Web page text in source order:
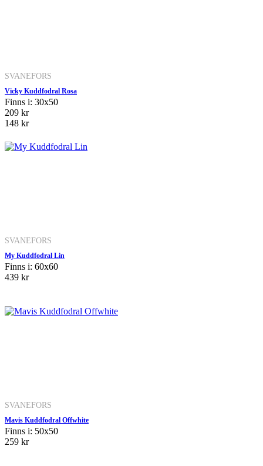
SVANEFORS
Vicky Kuddfodral Rosa
Finns i: 30x50
209 kr
148 kr
SVANEFORS
My Kuddfodral Lin
Finns i: 60x60
439 kr
SVANEFORS
Mavis Kuddfodral Offwhite
Finns i: 50x50
259 kr